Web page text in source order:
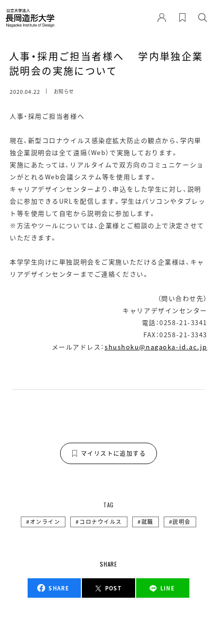
人事・採用ご担当者様へ 学内単独企業
説明会の実施について
2020.04.22 お知らせ
人事・採用ご担当者様へ
現在、新型コロナウイルス感染症拡大防止の観点から、学内単
独企業説明会は全て遠隔（Web）で実施しております。
実施にあたっては、リアルタイムで双方向のコミュニケーショ
ンがとれるWeb会議システム等を使用します。
キャリアデザインセンターより、申込をした学生に対し、説明
会に参加できるURLを配信します。学生はパソコンやタブレッ
ト等を使用して自宅から説明会に参加します。
※方法やツールについては、企業様とご相談の上で決定させて
いただきます。
本学学生向けに単独説明会をご実施いただける企業様は、キャ
リアデザインセンターまでご連絡ください。
（問い合わせ先）
キャリアデザインセンター
電話：0258-21-3341
FAX：0258-21-3343
メールアドレス： shushoku@nagaoka-id.ac.jp
マイリストに追加する
TAG
オンライン コロナウイルス 就職 説明会
SHARE
SHARE POST LINE